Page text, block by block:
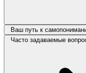
Ваш путь к
Часто задаваемые